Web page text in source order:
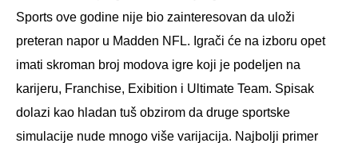
Sports ove godine nije bio zainteresovan da uloži
preteran napor u Madden NFL. Igrači će na izboru opet
imati skroman broj modova igre koji je podeljen na
karijeru, Franchise, Exibition i Ultimate Team. Spisak
dolazi kao hladan tuš obzirom da druge sportske
simulacije nude mnogo više varijacija. Najbolji primer